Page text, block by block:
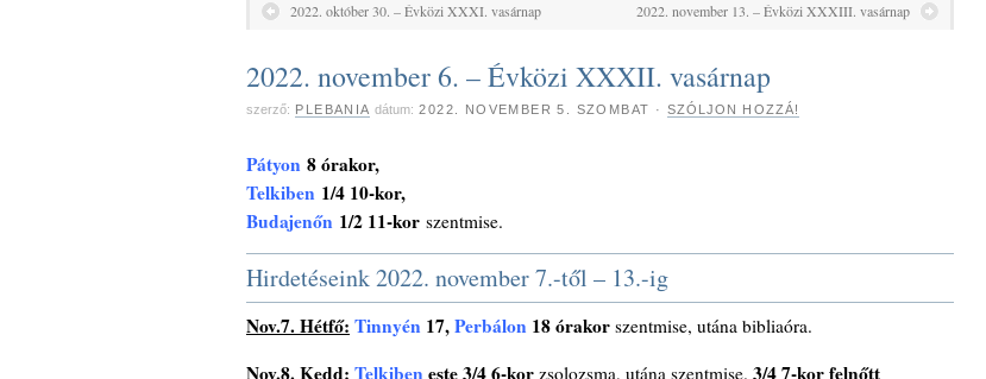
2022. október 30. – Évközi XXXI. vasárnap 2022. november 13. – Évközi XXXIII. vasárnap
2022. november 6. – Évközi XXXII. vasárnap
szerző: PLEBANIA dátum: 2022. NOVEMBER 5. SZOMBAT · SZÓLJON HOZZÁ!
Pátyon 8 órakor,
Telkiben 1/4 10-kor,
Budajenőn 1/2 11-kor szentmise.
Hirdetéseink 2022. november 7.-től – 13.-ig
Nov.7. Hétfő: Tinnyén 17,Perbálon 18 órakor szentmise, utána bibliaóra.
Nov.8. Kedd: Telkibeneste 3/4 6-kor zsolozsma, utána szentmise. 3/4 7-kor felnőtt